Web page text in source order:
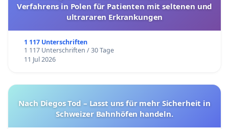
Verfahrens in Polen für Patienten mit seltenen und
ultrararen Erkrankungen
1 117 Unterschriften
1 117 Unterschriften / 30 Tage
11 Jul 2026
Nach Diegos Tod – Lasst uns für mehr Sicherheit in
Schweizer Bahnhöfen handeln.